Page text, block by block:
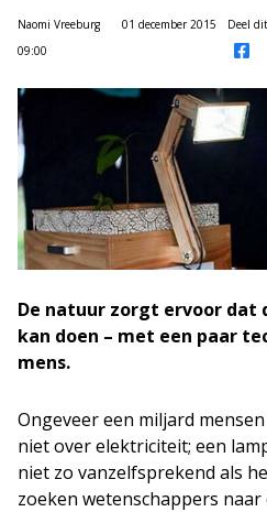
Naomi Vreeburg
01 december 2015
09:00
Deel
De natuur zorgt ervoor dat
kan doen – met een paar
mens.
Ongeveer een miljard
niet over elektriciteit; een
niet zo vanzelfsprekend als
zoeken wetenschappers